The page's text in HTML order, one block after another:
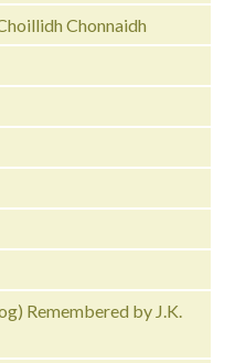
Chonnaidh
Remembered by J.K.